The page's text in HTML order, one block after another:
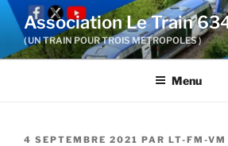
Aller
contenu
Association Le Train
( UN TRAIN POUR TROIS METROPOLES )
Menu
PUBLIÉ
4 SEPTEMBRE 2021 PAR LT-FM-VM